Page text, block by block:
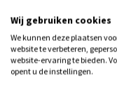
Bingokaarten
Prijs voor de
Wij gebruiken cookies
We kunnen deze plaatsen
website te verbeteren,
website-ervaring te bieden.
opent u de instellingen.